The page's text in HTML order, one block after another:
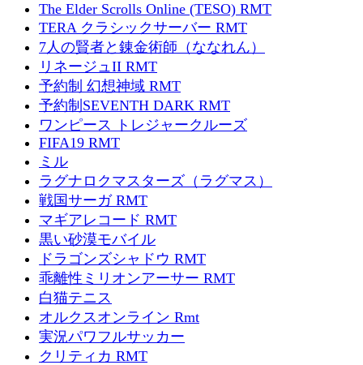
The Elder Scrolls Online (TESO) RMT
TERA クラシックサーバー RMT
7人の賢者と錬金術師（ななれん）
リネージュII RMT
予約制 幻想神域 RMT
予約制SEVENTH DARK RMT
ワンピース トレジャークルーズ
FIFA19 RMT
ミル
ラグナロクマスターズ（ラグマス）
戦国サーガ RMT
マギアレコード RMT
黒い砂漠モバイル
ドラゴンズシャドウ RMT
乖離性ミリオンアーサー RMT
白猫テニス
オルクスオンライン Rmt
実況パワフルサッカー
クリティカ RMT